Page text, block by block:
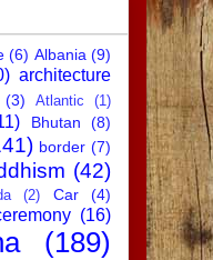
(6) Albania (9)
architecture
(3) Atlantic
(1)
Bhutan
(8)
border (7)
(42)
(2) Car (4)
(16)
(189)